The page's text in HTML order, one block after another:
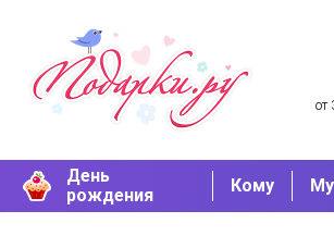
от
День
рождения
Кому